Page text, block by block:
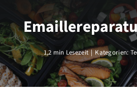
1,2 min Lesezeit | Kategorien: